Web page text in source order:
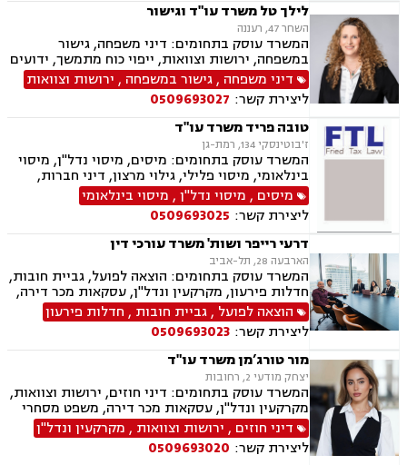
לילך טל משרד עו"ד וגישור
השחר 47, רעננה
המשרד עוסק בתחומים: דיני משפחה, גישור
במשפחה, ירושות וצוואות, ייפוי כוח מתמשך, ידועים
בציבור, אפוטרופסות, הסכמי ממון, מזונות, משמורת,
גירושין, הורות חד מינית, נישואים אזרחיים, ידועים
בציבור, חלוקת רכוש, מעמד אישי, תיאום הורי, זמני
שהות, עסקאות מתנה, גישור ובוררויות, גישור עסקי,
דיני חברות, סכסוך בין בעלי מניות, דיני צרכנות
ותיירות, משפט אזרחי, סכסוך שכנים.
דיני משפחה ,גישור במשפחה , ירושות וצוואות
ליצירת קשר: 0509693027
טובה פריד משרד עו"ד
ז'בוטינסקי 134, רמת-גן
המשרד עוסק בתחומים: מיסים, מיסוי נדל"ן, מיסוי
בינלאומי, מיסוי פלילי, גילוי מרצון, דיני חברות,
רישום חברות, פירוקים והקפאת הליכים, סכסוך בין
בעלי מניות, עסקאות מכר דירה, ירושות וצוואות,
עיזבונות, ייפוי כוח מתמשך.
מיסים , מיסוי נדל"ן, מיסוי בינלאומי
ליצירת קשר: 0509693025
דרעי רייפר ושות' משרד עורכי דין
הארבעה 28, תל-אביב
המשרד עוסק בתחומים: הוצאה לפועל, גביית חובות,
חדלות פירעון, מקרקעין ונדל"ן, עסקאות מכר דירה,
דיני משפחה, חלוקת רכוש, דיני חוזים, ירושות
וצוואות.
הוצאה לפועל ,גביית חובות , חדלות פירעון
ליצירת קשר: 0509693023
מור טורג’מן משרד עו"ד
יצחק מודעי 2, רחובות
המשרד עוסק בתחומים: דיני חוזים, ירושות וצוואות,
מקרקעין ונדל"ן, עסקאות מכר דירה, משפט מסחרי
דיני חוזים , ירושות וצוואות , מקרקעין ונדל"ן
ליצירת קשר: 0509693020